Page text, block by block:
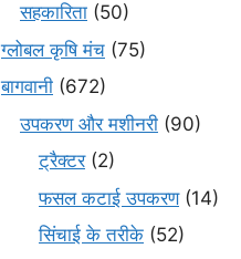
सहकारिता (50)
ग्लोबल कृषि मंच (75)
बागवानी (672)
उपकरण और मशीनरी (90)
ट्रैक्टर(2)
फसल कटाई उपकरण(14)
सिंचाई के तरीके (52)